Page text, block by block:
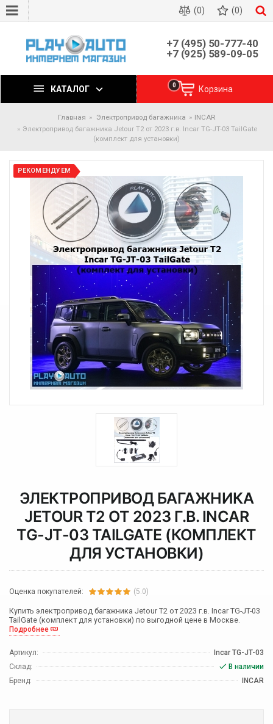
(0) (0)
+7 (495) 50-777-40
+7 (925) 589-09-05
КАТАЛОГ Корзина
0
Главная Электропривод багажника
INCAR
Электропривод багажника Jetour T2 от 2023 г.в. Incar TG-JT-03 TailGate
(комплект для установки)
РЕКОМЕНДУЕМ
ЭЛЕКТРОПРИВОД БАГАЖНИКА
JETOUR T2 ОТ 2023 Г.В. INCAR
TG-JT-03 TAILGATE (КОМПЛЕКТ
ДЛЯ УСТАНОВКИ)
Оценка покупателей: (5.0)
Купить электропривод багажника Jetour T2 от 2023 г.в. Incar TG-JT-03
TailGate (комплект для установки) по выгодной цене в Москве.
Подробнее
Артикул:
Incar TG-JT-03
Склад:
В наличии
Бренд:
INCAR